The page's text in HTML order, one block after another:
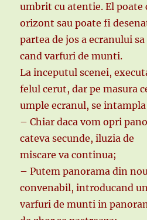
umbrit cu atentie. El poate
orizont sau poate fi
partea de jos a ecranului
cand varfuri de munti.
La inceputul scenei,
felul cerut, dar pe masura
umple ecranul, se
– Chiar daca vom opri
cateva secunde, iluzia de
miscare va continua;
– Putem panorama din
convenabil, introducand
varfuri de munti in